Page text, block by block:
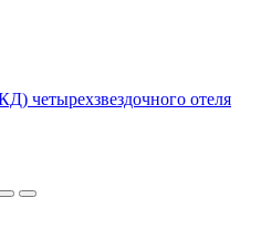
четырехзвездочного отеля